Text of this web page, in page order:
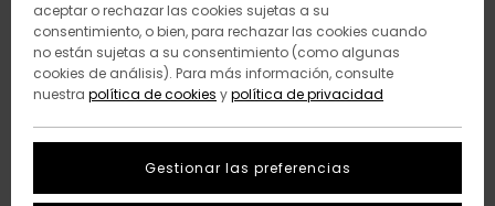
aceptar o rechazar las cookies sujetas a su
consentimiento, o bien, para rechazar las cookies cuando
no están sujetas a su consentimiento (como algunas
cookies de análisis). Para más información, consulte
nuestra política de cookies ypolítica de privacidad
Gestionar las preferencias